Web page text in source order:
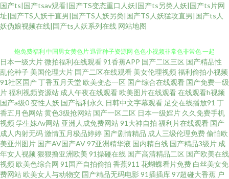
国产ts|国产tsav观看|国产TS变态重口人妖|国产ts另类人妖|国产ts片网
址|国产TS人妖干直男|国产TS人妖另类|国产TS人妖猛攻直男|国产ts人
妖伪娘视频在线|国产ts人妖系列在线 网站地图
俺也射 久久久久久久久久一级 99超碰网 国产91探花在线 a阿v在线观看 91巨
炮免费福利 中国男女黄色片 迅雷种子资源网 色色小视频非常色非常色 一起
手机高清免费视频 午夜久久丝袜 日日久久 日韩在线观看视频免 午夜男人福
利 日精品久久久 欧美nnn色 麻豆白洁 好吊视频一区二区三区 免费黄页视频
欧美亚洲国产日韩第八八页 日搞射中文字幕在线视频 日韩艹B 欧美欧美日韩
日本一级大片微拍福利在线观看91香蕉APP 国产二区三区 国产精品性
乱伦种子 美国伦理大片 国产二区在线观看 美女伦理视频 福利偷拍小视频
91社区国产丁香五月天堂 欧美变态一区 国产综合在线观看 国产免费一级
片福利视频资源站 成人午夜在线观看 欧美图片在线观看在线观看h视频
国产a级0变性人妖 国产福利永久 日韩中文字幕观看 足交在线播放91 丁
香五月色网站黄色3级抢网站 国产一区二区 日本一级婬片 久久免费手机
视频 学生妹Av网站 亚洲人成免费网站91大神自拍 福利片在线观看 国产
成人内射无码激情五月极品婷婷 国产剧情精品 成人三级伦理免费偷怕欧
美亚州图片 国产AV国产AV97亚洲精华液 国内精自线 国产精品3级片 成
年女人视频 狠狠撸亚洲欧美 91操碰在线 国产高清精品二区 国产欧美在线
视频 欧美色综合网 91国产自拍偷拍 香蕉911 花蝴蝶看片免费 白丝美女免
费网站 欧美女人与动物交 国产精品无码电影 91插插库97超碰大香蕉 户